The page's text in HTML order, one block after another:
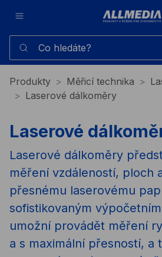
Co hledáte?
Produkty Měřicí technika
Laserové dálkoměry
Laserové
Laserové dálkoměry
měření vzdáleností, ploch
přesnému laserovému
sofistikovaným
umožní provádět měření
a s maximální přesností, a